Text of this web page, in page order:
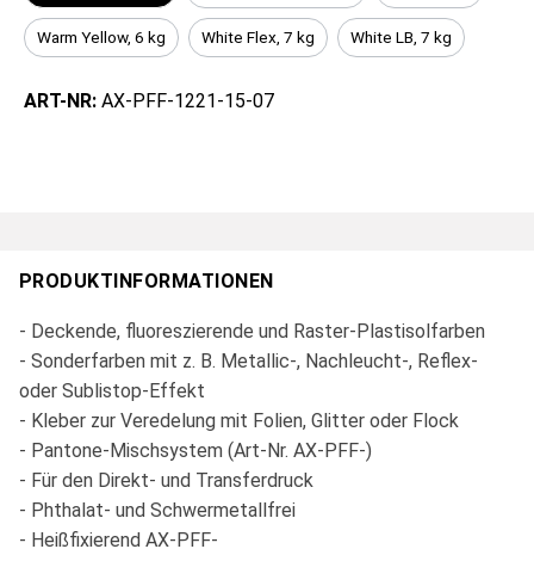
Warm Yellow, 6 kg White Flex, 7 kg White LB, 7 kg
ART-NR: AX-PFF-1221-15-07
PRODUKTINFORMATIONEN
- Deckende, fluoreszierende und Raster-Plastisolfarben
- Sonderfarben mit z. B. Metallic-, Nachleucht-, Reflex-
oder Sublistop-Effekt
- Kleber zur Veredelung mit Folien, Glitter oder Flock
- Pantone-Mischsystem (Art-Nr. AX-PFF-)
- Für den Direkt- und Transferdruck
- Phthalat- und Schwermetallfrei
- Heißfixierend AX-PFF-